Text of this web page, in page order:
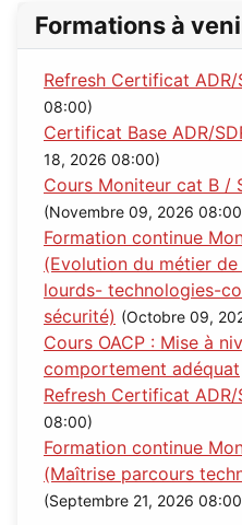
Formations à
Refresh Certificat ADR/
08:00)
Certificat Base ADR/
18, 2026 08:00)
Cours Moniteur cat B /
(Novembre 09, 2026
Formation continue
(Evolution du métier
lourds- technologies-
sécurité) (Octobre 09,
Cours OACP : Mise à
comportement adéquat
Refresh Certificat ADR/
08:00)
Formation continue
(Maîtrise parcours
(Septembre 21, 2026